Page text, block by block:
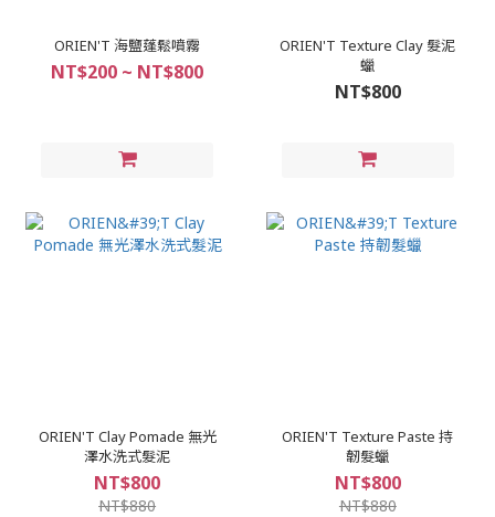
ORIEN'T 海鹽蓬鬆噴霧
NT$200 ~ NT$800
ORIEN'T Texture Clay 髮泥
蠟
NT$800
ORIEN'T Clay Pomade 無光
澤水洗式髮泥
NT$800
NT$880
ORIEN'T Texture Paste 持
韌髮蠟
NT$800
NT$880